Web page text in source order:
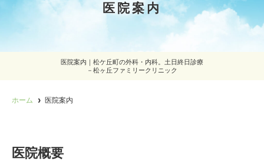
g
医院案内
医院案内｜松ケ丘町の外科・内科。土日終日診療
－松ヶ丘ファミリークリニック
ホーム 医院案内
医院概要